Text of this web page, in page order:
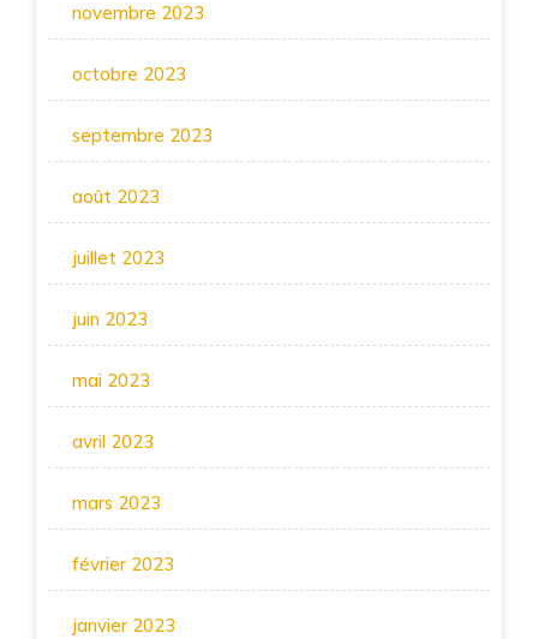
novembre 2023
octobre 2023
septembre 2023
août 2023
juillet 2023
juin 2023
mai 2023
avril 2023
mars 2023
février 2023
janvier 2023